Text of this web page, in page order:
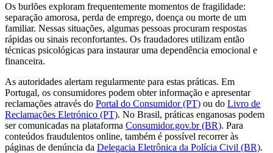
Os burlões exploram frequentemente momentos de fragilidade:
separação amorosa, perda de emprego, doença ou morte de um
familiar. Nessas situações, algumas pessoas procuram respostas
rápidas ou sinais reconfortantes. Os fraudadores utilizam então
técnicas psicológicas para instaurar uma dependência emocional e
financeira.
As autoridades alertam regularmente para estas práticas. Em
Portugal, os consumidores podem obter informação e apresentar
reclamações através do Portal do Consumidor (PT) ou do Livro de
Reclamações Eletrónico (PT). No Brasil, práticas enganosas podem
ser comunicadas na plataforma Consumidor.gov.br (BR). Para
conteúdos fraudulentos online, também é possível recorrer às
páginas de denúncia da Delegacia Eletrônica da Polícia Civil (BR).